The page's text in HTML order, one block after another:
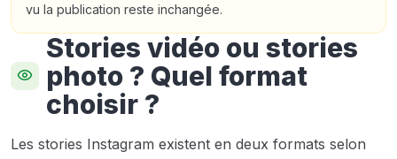
vu la publication reste inchangée.
Stories vidéo ou stories
photo ? ​​Quel format
choisir ?
Les stories Instagram existent en deux formats selon